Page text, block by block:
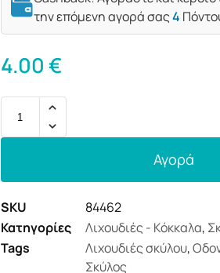
την επόμενη αγορά σας4
4.00€
Αγορά
SKU
84462
Κατηγορίες
Λιχουδιές - Κόκκαλα,
Tags
Λιχουδιές σκύλου,
Σκύλος